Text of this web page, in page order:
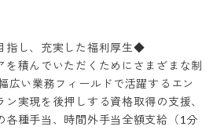
指し、充実した福利厚生◆
を積んでいただくためにさまざまな制
広い業務フィールドで活躍するエン
ン実現を後押しする資格取得の支援、
各種手当、時間外手当全額支給（1分